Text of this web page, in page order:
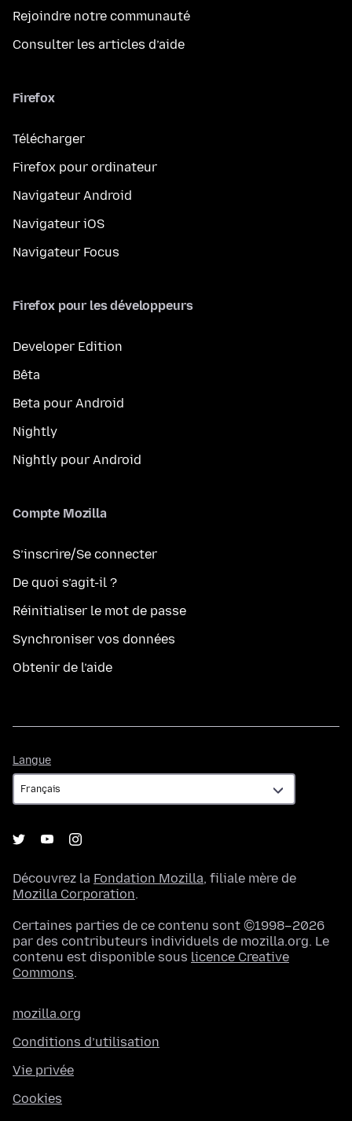
Rejoindre notre communauté
Consulter les articles d’aide
Firefox
Télécharger
Firefox pour ordinateur
Navigateur Android
Navigateur iOS
Navigateur Focus
Firefox pour les développeurs
Developer Edition
Bêta
Beta pour Android
Nightly
Nightly pour Android
Compte Mozilla
S’inscrire/Se connecter
De quoi s’agit-il ?
Réinitialiser le mot de passe
Synchroniser vos données
Obtenir de l’aide
Langue
Découvrez la Fondation Mozilla, filiale mère de
Mozilla Corporation.
Certaines parties de ce contenu sont ©1998–2026
par des contributeurs individuels de mozilla.org. Le
contenu est disponible sous licence Creative
Commons.
mozilla.org
Conditions d’utilisation
Vie privée
Cookies